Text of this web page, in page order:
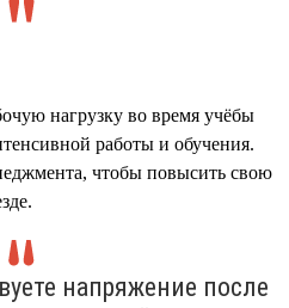
нагрузку во время учёбы
работы и обучения.
чтобы повысить свою
напряжение после